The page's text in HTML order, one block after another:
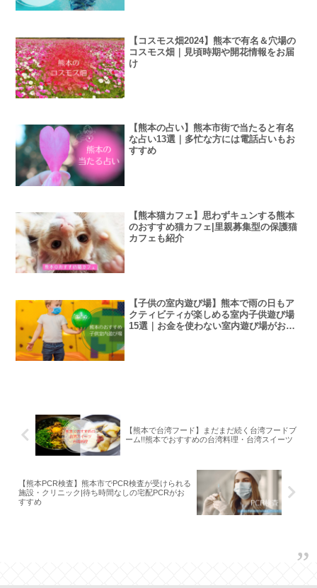
【コスモス畑2024】熊本で有名＆穴場の
コスモス畑｜見頃時期や開花情報をお届
け
【熊本の占い】熊本市街で当たると有名
な占い13選｜多忙な方には電話占いもお
すすめ
【熊本猫カフェ】思わずキュンする熊本
のおすすめ猫カフェ|里親募集型の保護猫
カフェも紹介
【子供の室内遊び場】熊本で雨の日もア
クティビティが楽しめる室内子供遊び場
15選｜お金を使わない室内遊び場がおす
【熊本で台湾フード】まだまだ続く台湾フードブ
ーム!!熊本でおすすめの台湾料理・台湾スイーツ
【熊本PCR検査】熊本市でPCR検査が受けられる
施設・クリニック|待ち時間なしの宅配PCRがお
すすめ